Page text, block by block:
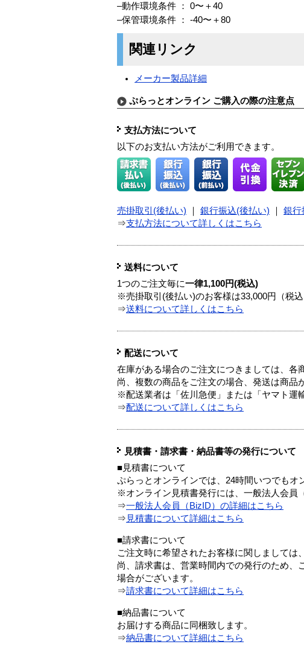
–動作環境条件 ： 0〜＋40
–保管環境条件 ： -40〜＋80
関連リンク
メーカー製品詳細
ぷらっとオンライン ご購入の際の注意点
支払方法について
以下のお支払い方法がご利用できます。
売掛取引(後払い) 銀行振込(後払い) 銀行
⇒支払方法について詳しくはこちら
送料について
1つのご注文毎に一律1,100円(税込)
※売掛取引(後払い)のお客様は33,000円（税
⇒送料について詳しくはこちら
配送について
在庫がある場合のご注文につきましては、各
尚、複数の商品をご注文の場合、発送は商品
※配送業者は「佐川急便」または「ヤマト運
⇒配送について詳しくはこちら
見積書・請求書・納品書等の発行について
■見積書について
ぷらっとオンラインでは、24時間いつでもオ
※オンライン見積書発行には、一般法人会員
⇒一般法人会員（BizID）の詳細はこちら
⇒ 見積書について詳細はこちら
■請求書について
ご注文時に希望されたお客様に関しましては
尚、請求書は、営業時間内での発行のため、
場合がございます。
⇒請求書について詳細はこちら
■納品書について
お届けする商品に同梱致します。
⇒納品書について詳細はこちら